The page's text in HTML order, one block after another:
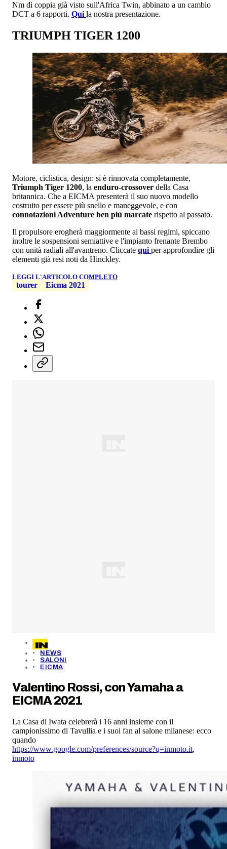
Nm di coppia già visto sull'Africa Twin, abbinato a un cambio
DCT a 6 rapporti. Qui la nostra presentazione.
TRIUMPH TIGER 1200
Motore, ciclistica, design: si è rinnovata completamente,
Triumph Tiger 1200, la enduro-crossover della Casa
britannica. Che a EICMA presenterà il suo nuovo modello
costruito per essere più snello e maneggevole, e con
connotazioni Adventure ben più marcate rispetto al passato.
Il propulsore erogherà maggiormente ai bassi regimi, spiccano
inoltre le sospensioni semiattive e l'impianto frenante Brembo
con unità radiali all'avantreno. Cliccate qui per approfondire gli
elementi già resi noti da Hinckley.
LEGGI L'ARTICOLO COMPLETO
tourer Eicma 2021
NEWS
SALONI
EICMA
Valentino Rossi, con Yamaha a
EICMA 2021
La Casa di Iwata celebrerà i 16 anni insieme con il
campionissimo di Tavullia e i suoi fan al salone milanese: ecco
quando
https://www.google.com/preferences/source?q=inmoto.it,
inmoto